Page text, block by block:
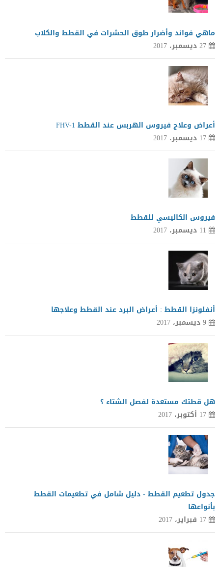
ماهي فوائد وأضرار طوق الحشرات في القطط والكلاب
27 ديسمبر، 2017
أعراض وعلاج فيروس الهربس عند القطط FHV-1
17 ديسمبر، 2017
فيروس الكاليسي للقطط
11 ديسمبر، 2017
أنفلونزا القطط : أعراض البرد عند القطط وعلاجها
9 ديسمبر، 2017
هل قطتك مستعدة لفصل الشتاء ؟
17 أكتوبر، 2017
جدول تطعيم القطط - دليل شامل في تطعيمات القطط
بأنواعها
17 فبراير، 2017